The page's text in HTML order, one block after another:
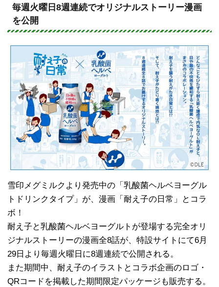
e
c
e
b
o
o
k
毎週火曜日8週連続でオリジナルストーリー漫画
を公開
雪印メグミルクより発売中の「乳酸菌ヘルベヨーグル
トドリンクタイプ」が、漫画「耐え子の日常」とコラ
ボ！
耐え子と乳酸菌ヘルベヨーグルトが登場する完全オリ
ジナルストーリーの漫画全8話が、特設サイトにて6月
29日より毎週火曜日に8週連続で公開される。
また期間中、耐え子のイラストとコラボ企画のロゴ・
QRコードを掲載した期間限定パッケージも販売する。